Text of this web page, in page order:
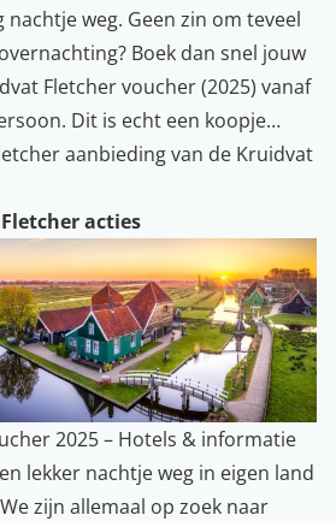
weg. Geen zin om teveel
Boek dan snel jouw
Fletcher voucher (2025) vanaf
Dit is echt een koopje…
aanbieding van de Kruidvat
acties
2025 – Hotels & informatie
lekker nachtje weg in eigen land
zijn allemaal op zoek naar